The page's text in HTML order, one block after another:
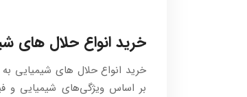
خرید انواع حلال های
خرید انواع حلال های شیمیایی
بر اساس ویژگی‌های شیمیایی و